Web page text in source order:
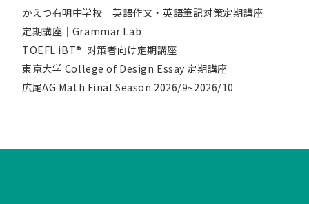
かえつ有明中学校｜英語作文・英語筆記対策定期講座
定期講座｜Grammar Lab
TOEFL iBT® 対策者向け定期講座
東京大学 College of Design Essay 定期講座
広尾AG Math Final Season 2026/9~2026/10